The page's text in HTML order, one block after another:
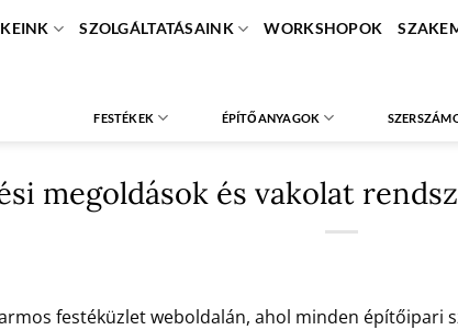
SZOLGÁLTATÁSAINK WORKSHOPOK
FESTÉKEK ÉPÍTŐANYAGOK
megoldások és vakolat
festéküzlet weboldalán, ahol minden építőipari